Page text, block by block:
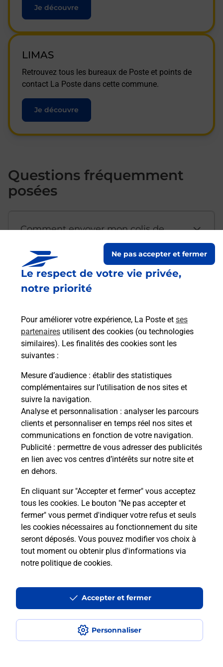
Le respect de votre vie privée,
notre priorité
Pour améliorer votre expérience, La Poste et ses
partenaires utilisent des cookies (ou technologies
similaires). Les finalités des cookies sont les
suivantes :
Mesure d’audience : établir des statistiques
complémentaires sur l’utilisation de nos sites et
suivre la navigation.
Analyse et personnalisation : analyser les parcours
clients et personnaliser en temps réel nos sites et
communications en fonction de votre navigation.
Publicité : permettre de vous adresser des publicités
en lien avec vos centres d’intérêts sur notre site et
en dehors.
En cliquant sur "Accepter et fermer" vous acceptez
tous les cookies. Le bouton "Ne pas accepter et
fermer" vous permet d'indiquer votre refus et seuls
les cookies nécessaires au fonctionnement du site
seront déposés. Vous pouvez modifier vos choix à
tout moment ou obtenir plus d'informations via
notre politique de cookies.
Personnaliser
Ne pas accepter et fermer
Accepter et fermer
Je découvre
LIMAS
Retrouvez tous les bureaux de Poste et points de
contact La Poste dans cette commune.
Je découvre
Questions fréquemment
posées
Comment envoyer mon colis de
Est-il possible d’acheter un
emballage directement depuis un
Comment demander une
modification de livraison ?
Comment La Poste participe-t-elle
à votre sécurité au quotidien ?
Puis-je passer mon code de la route
avec La Poste et sous quelles
conditions ?
Localiser Liste Ain SAVIGNEUX
Accessibilité : partiellement conforme
Conditions contractuelles
Mentions légales